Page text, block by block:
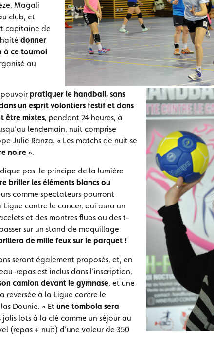
Magali
club, et
capitaine de
donner
à ce tournoi
au
pratiquer le handball, sans
un esprit volontiers festif et dans
être mixtes, pendant 24 heures, à
lendemain, nuit comprise
Julie Ranza. « Les matchs de nuit se
noire ».
pas, le principe de la lumière
briller les éléments blancs ou
comme spectateurs pourront
contre le cancer, qui aura un
et des montres fluos ou des t-
sur un stand de maquillage
de mille feux sur le parquet !
seront également proposés, et, en
repas est inclus dans l’inscription,
camion devant le gymnase, et une
reversée à la Ligue contre le
Dounié. « Et une tombola sera
jolis lots à la clé comme un séjour au
(repas + nuit) d’une valeur de 350